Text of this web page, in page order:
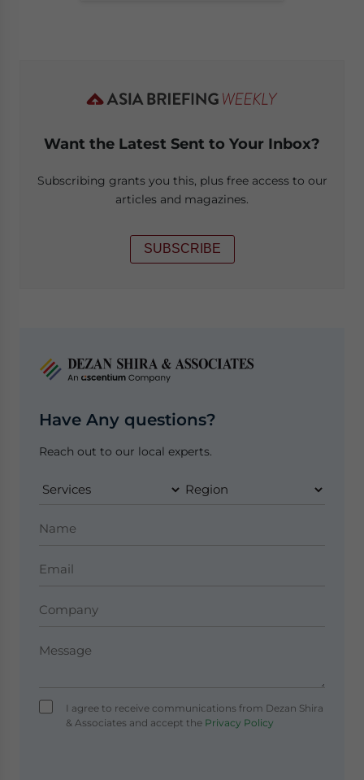
Want the Latest Sent to Your Inbox?
Subscribing grants you this, plus free access to our
articles and magazines.
SUBSCRIBE
Have Any questions?
Reach out to our local experts.
I agree to receive communications from Dezan Shira
& Associates and accept thePrivacy Policy